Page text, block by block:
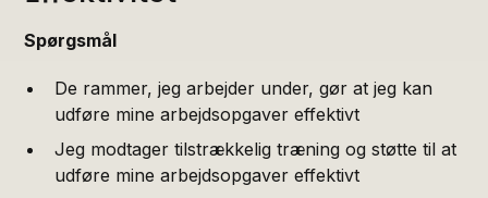
Spørgsmål
De rammer, jeg arbejder under, gør at jeg kan
udføre mine arbejdsopgaver effektivt
Jeg modtager tilstrækkelig træning og støtte til at
udføre mine arbejdsopgaver effektivt